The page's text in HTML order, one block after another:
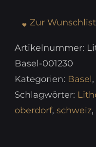
Zur
Artikelnummer:
Basel-001230
Kategorien: Basel,
Schlagwörter:
oberdorf, schweiz,